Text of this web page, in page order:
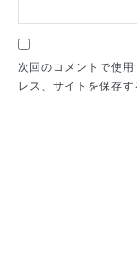
次回のコメントで使
レス、サイトを保存す